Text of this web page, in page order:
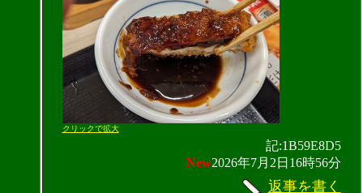
クリックで拡大
記:1B59E8D5
New2026年7月2日16時56分
返事を書く